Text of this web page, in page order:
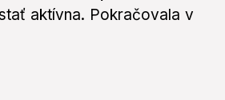
aktívna. Pokračovala v